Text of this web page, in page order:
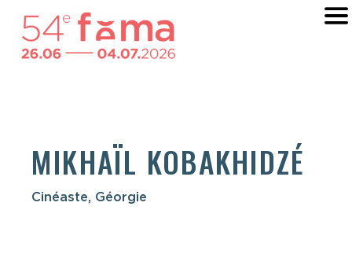
MIKHAÏL KOBAKHIDZÉ
Cinéaste, Géorgie